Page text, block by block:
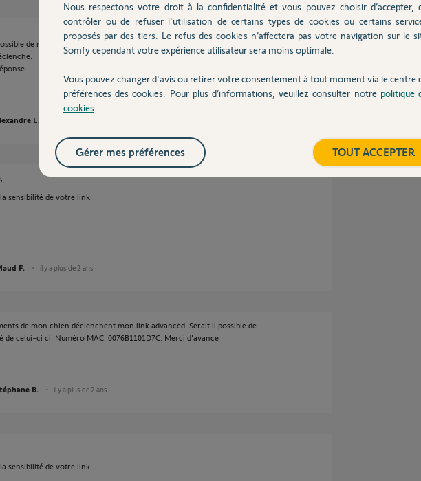
de mettre l'alarme quand mon chien est présent car il aboie et le
L.
sensibilité de votre link.
F. il y a plus de 2 ans
de mon chien déclenchent mon link advanced. Serait il possible de
de celui-ci ci. Numéro MAC: 0076B1101D7C. Merci d'avance
B. il y a plus de 2 ans
sensibilité de votre link.
Nous respectons votre droit à la confidentialité et vous pouvez choisir d’accepter,
contrôler ou de refuser l'utilisation de certains types de cookies ou certains
proposés par des tiers. Le refus des cookies n’affectera pas votre navigation sur le
Somfy cependant votre expérience utilisateur sera moins optimale.
Vous pouvez changer d'avis ou retirer votre consentement à tout moment via le centre
préférences des cookies. Pour plus d’informations, veuillez consulter notre politique
cookies
TOUT ACCEPTER
Gérer mes préférences